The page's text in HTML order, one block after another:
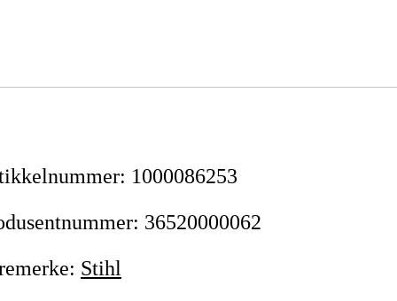
: 1000086253
: 36520000062
: Stihl